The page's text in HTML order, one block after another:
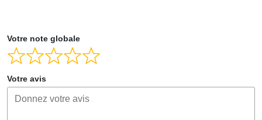
Votre note globale
Votre avis